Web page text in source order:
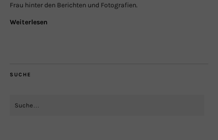
Frau hinter den Berichten und Fotografien.
Weiterlesen
SUCHE